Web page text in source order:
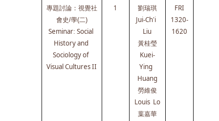
專題討論：視覺社
會史/學(二)
Seminar: Social
History and
Sociology of
Visual Cultures II
1
劉瑞琪
Jui-Ch’i
Liu
黃桂瑩
Kuei-
Ying
Huang
勞維俊
Louis  Lo
葉嘉華
FRI
1320-
1620